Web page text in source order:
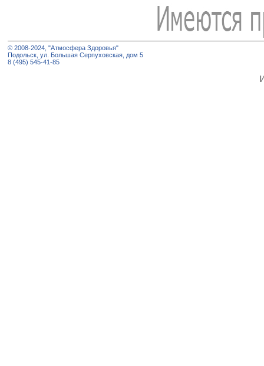
© 2008-2024, "Атмосфера Здоровья"
Подольск, ул. Большая Серпуховская, дом 5
8 (495) 545-41-85